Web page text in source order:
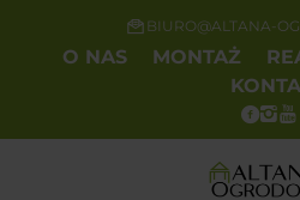
BIURO@ALTANA-
O NAS MONTAŻ